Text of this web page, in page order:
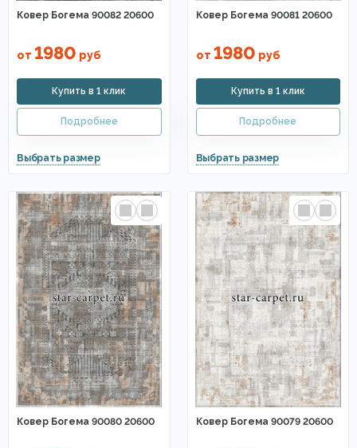
Ковер Богема 90082 20600
от 1980 руб
Ковер Богема 90081 20600
от 1980 руб
Ковер Богема 90080 20600 Ковер Богема 90079 20600